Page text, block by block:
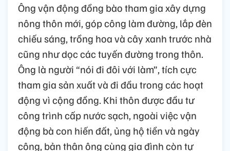
Ông vận động đồng bào tham gia xây dựng
nông thôn mới, góp công làm đường, lắp đèn
chiếu sáng, trồng hoa và cây xanh trước nhà
cũng như dọc các tuyến đường trong thôn.
Ông là người “nói đi đôi với làm”, tích cực
tham gia sản xuất và đi đầu trong các hoạt
động vì cộng đồng. Khi thôn được đầu tư
công trình cấp nước sạch, ngoài việc vận
động bà con hiến đất, ủng hộ tiền và ngày
công, bản thân ông cùng gia đình còn tự